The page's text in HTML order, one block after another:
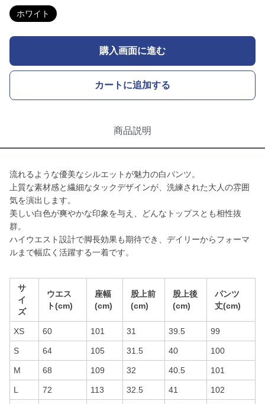
ホワイト
購入画面に進む
カートに追加する
商品説明
流れるような優美なシルエットが魅力の白パンツ。
上質な素材感と繊細なタックデザインが、洗練された大人の雰囲
気を演出します。
美しい白色が爽やかな印象を与え、どんなトップスとも相性抜
群。
ハイウエスト設計で脚長効果も期待でき、デイリーからフォーマ
ルまで幅広く活躍する一着です。
サ
イ
ズ
ウエス
ト(cm)
座幅
(cm)
股上前
(cm)
股上後
(cm)
パンツ
丈(cm)
XS 60 101 31 39.5 99
S 64 105 31.5 40 100
M 68 109 32 40.5 101
L 72 113 32.5 41 102